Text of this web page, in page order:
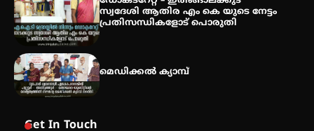
സ്വദേശി ആതിര എം കെ യുടെ നേട്ടം
പ്രതിസന്ധികളോട് പൊരുതി
മെഡിക്കൽ ക്യാമ്പ്
Get In Touch